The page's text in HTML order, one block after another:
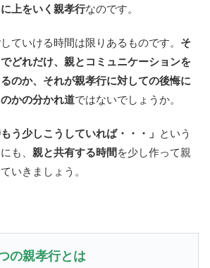
上をいく親孝行なのです。
ていける時間は限りあるものです。 そ
どれだけ、親とコミュニケーションを
のか、それが親孝行に対しての後悔に
かの分かれ道ではないでしょうか。
もう少しこうしていれば・・・」 という
も、 親と共有する時間 を少し作って親
いきましょう。
の親孝行とは